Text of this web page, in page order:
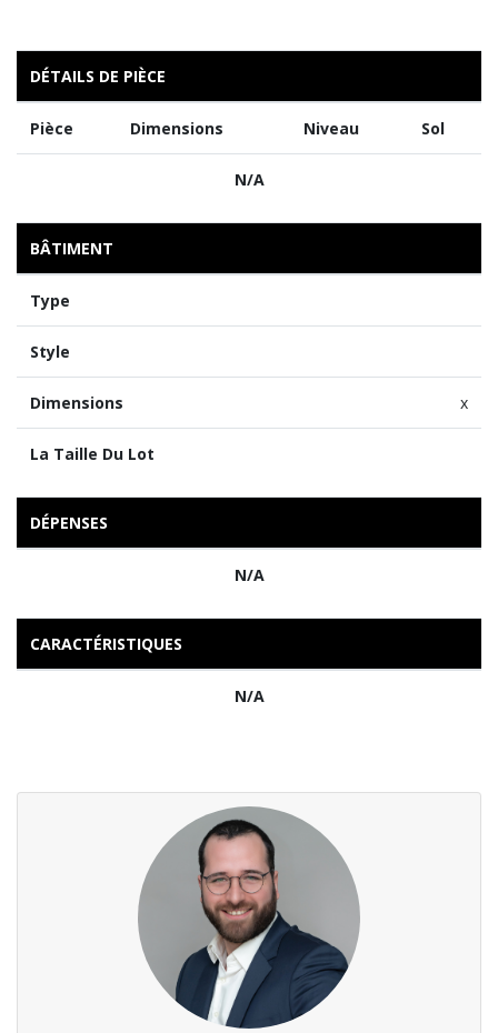
DÉTAILS DE PIÈCE
Pièce Dimensions Niveau Sol
N/A
BÂTIMENT
Type
Style
Dimensions x
La Taille Du Lot
DÉPENSES
N/A
CARACTÉRISTIQUES
N/A